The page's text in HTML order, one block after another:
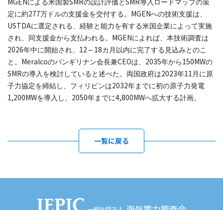
による米国製 の設計評価と
導入ロードマップの策
定に約277万ドルの支援金を交付する。 MGENへの技術支援は、
USTDAに選定される、経験と能力を有する米国企業によって実施
され、同支援金から支払われる。 MGENによれば、本技術調査は
2026年中に開始され、 12 ～ 18カ月以内に完了する見込みとのこ
と。 Meralcoのパンギリナン会長兼CEOは、 2035年から 150MWの
SMRの導入を検討していると述べた。両国政府は2023年11 月に原
子力協定を締結し、フィリピンは2032年までに初の原子力発電
1,200MWを導入し、 2050年までに4,800MWへ拡大する計画。
一覧に戻る